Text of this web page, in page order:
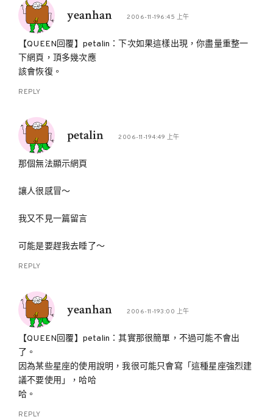
yeanhan 2006-11-196:45 上午
【QUEEN回覆】petalin：下次如果這樣出現，你盡量重整一
下網頁，頂多幾次應
該會恢復。
REPLY
petalin 2006-11-194:49 上午
那個無法顯示網頁
讓人很感冒～
我又不見一篇留言
可能是要趕我去睡了～
REPLY
yeanhan 2006-11-193:00 上午
【QUEEN回覆】petalin：其實那很簡單，不過可能不會出
了。
因為某些星座的使用說明，我很可能只會寫「這種星座強烈建
議不要使用」，哈哈
哈。
REPLY